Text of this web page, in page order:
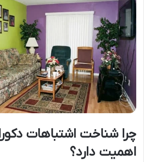
چرا شناخت اشتباهات
اهمیت دارد؟